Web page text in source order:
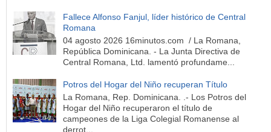
Fallece Alfonso Fanjul, líder histórico de Central
Romana
04 agosto 2026 16minutos.com / La Romana,
República Dominicana. - La Junta Directiva de
Central Romana, Ltd. lamentó profundame...
Potros del Hogar del Niño recuperan Título
La Romana, Rep. Dominicana. .- Los Potros del
Hogar del Niño recuperaron el título de
campeones de la Liga Colegial Romanense al
derrot...